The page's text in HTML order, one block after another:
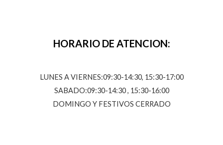
HORARIO DE ATENCION:
LUNES A VIERNES:09:30-14:30, 15:30-17:00
SABADO:09:30-14:30 , 15:30-16:00
DOMINGO Y FESTIVOS CERRADO